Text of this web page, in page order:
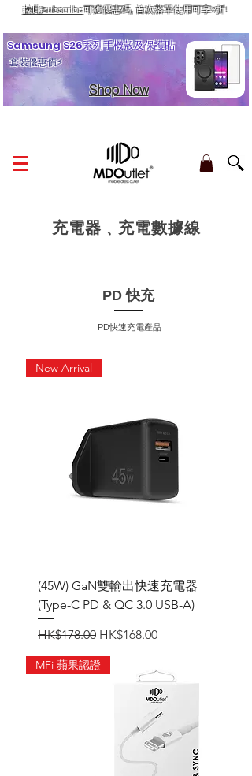
按此Subscribe可獲優惠碼, 首次落單使用可享9折!
Samsung S26系列手機殼及保護貼
套裝優惠價⚡
Shop Now
充電器﹑充電數據線
PD 快充
PD快速充電產品
New Arrival
(45W) GaN雙輸出快速充電器
(Type-C PD & QC 3.0 USB-A)
一般價格
HK$178.00 促銷價格
HK$168.00
MFi 蘋果認證